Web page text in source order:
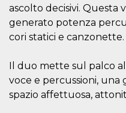
ascolto decisivi. Questa
generato potenza
cori statici e canzonette.
Il duo mette sul palco
voce e percussioni,
spazio affettuosa,